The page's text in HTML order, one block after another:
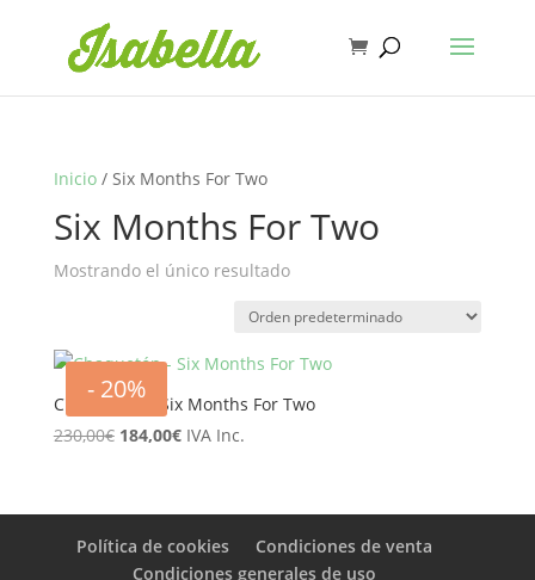
Inicio/ Six Months For Two
Six Months For Two
Mostrando el único resultado
- 20%
Chaquetón – Six Months For Two
230,00€ El
era:
230,00€.
184,00€El
es:
184,00€.
IVA Inc.
Política de cookies
Condiciones de venta
Condiciones generales de uso